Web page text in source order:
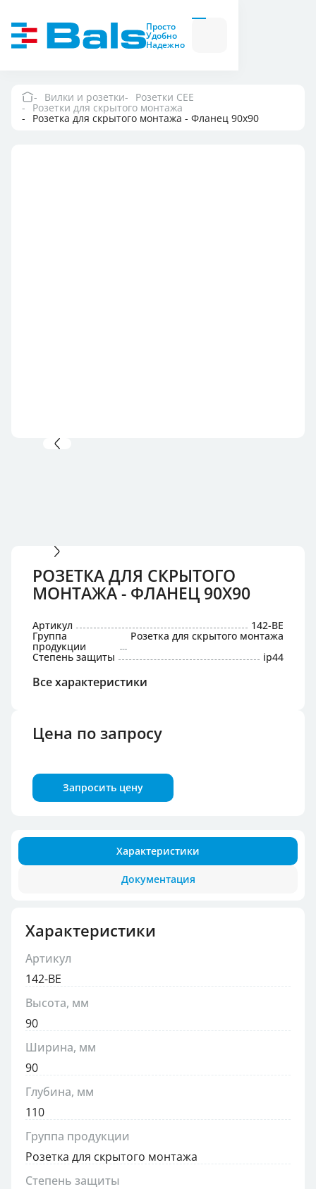
Просто
Удобно
Надежно
Вилки
и
розетки
модули
Вилки и розетки
Компания
Вилки и розетки Розетки CEE
Розетки для скрытого монтажа
Розетка для скрытого монтажа - Фланец 90x90
РОЗЕТКА ДЛЯ СКРЫТОГО
МОНТАЖА - ФЛАНЕЦ 90X90
Артикул 142-BE
Группа
продукции
Розетка для скрытого монтажа
Степень защиты
ip44
Все характеристики
Цена по запросу
Запросить цену
Характеристики
Документация
Характеристики
Артикул
142-BE
Высота, мм
90
Ширина, мм
90
Глубина, мм
110
Группа продукции
Розетка для скрытого монтажа
Степень защиты